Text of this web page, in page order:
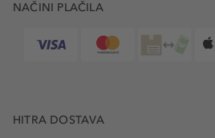
NAČINI PLAČILA
HITRA DOSTAVA